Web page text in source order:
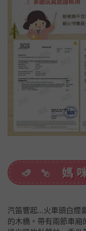
汽笛響起...火車頭白煙
的木橋。帶有兩節車廂